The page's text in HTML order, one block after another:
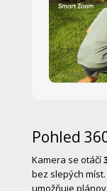
Pohled
Kamera se otáčí
bez slepých
umožňuje